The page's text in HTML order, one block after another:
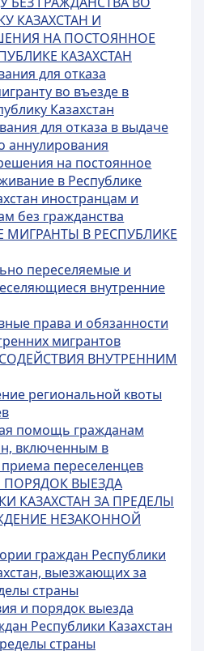
КАЗАХСТАН И
НА ПОСТОЯННОЕ
КАЗАХСТАН
для отказа
во въезде в
Казахстан
для отказа в выдаче
аннулирования
на постоянное
в Республике
иностранцам и
без гражданства
МИГРАНТЫ В РЕСПУБЛИКЕ
переселяемые и
внутренние
права и обязанности
мигрантов
СОДЕЙСТВИЯ ВНУТРЕННИМ
региональной квоты
помощь гражданам
включенным в
переселенцев
ПОРЯДОК ВЫЕЗДА
КАЗАХСТАН ЗА ПРЕДЕЛЫ
НЕЗАКОННОЙ
граждан Республики
выезжающих за
страны
и порядок выезда
Республики Казахстан
страны